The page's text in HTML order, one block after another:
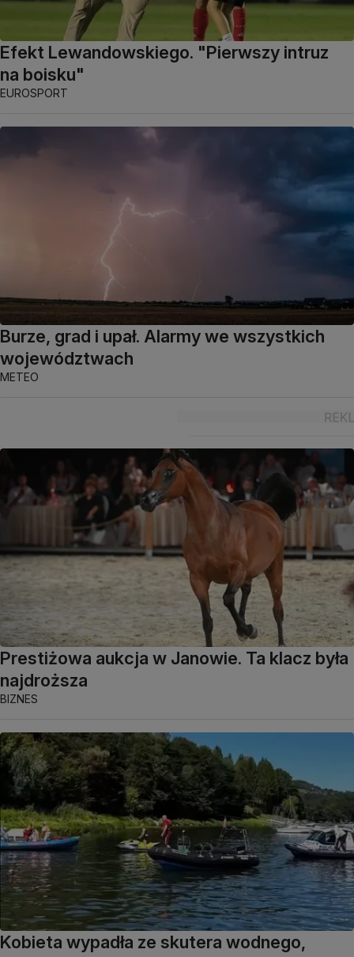
Efekt Lewandowskiego. "Pierwszy intruz
na boisku"
EUROSPORT
Burze, grad i upał. Alarmy we wszystkich
województwach
METEO
Prestiżowa aukcja w Janowie. Ta klacz była
najdroższa
BIZNES
Kobieta wypadła ze skutera wodnego,